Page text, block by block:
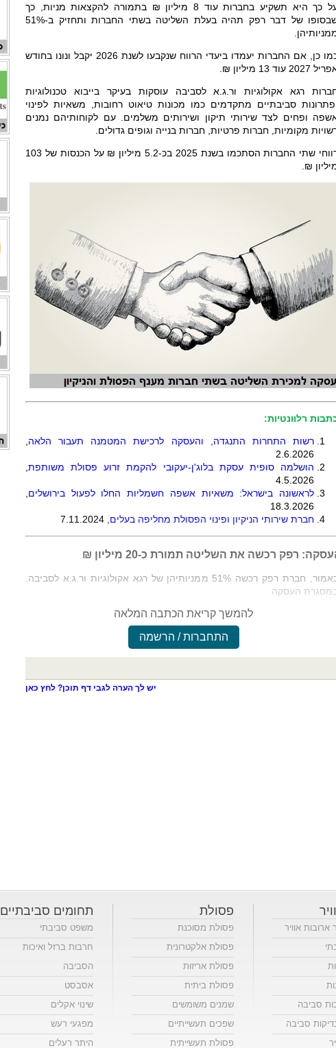
על כך היא תשקיע בחברות עוד 8 מיליון ₪ בתמורה להקצאות מניות, כך
שבסופו של דבר רפק תהיה בעלת השליטה בשתי החברות ותחזיק ב-51%
כמו כן, אם החברות יעמדו ביעדי הרווח שנקבעו לשנת 2026 יקבל ונונו בחודש
2027 עוד 13 מיליון ₪.
רגא אקולוגיות ור.ג.א לסביבה עוסקות בעיקר בייבוא טכנולוגיות
סביבתיים מתקדמים כמו מכונות טיאוט רחובות, משאיות לפינוי
ופחים לצד שירותי תיקון ושירותים משלמים. עם לקוחותיהם נמנים
מקומיות, חברות פרטיות, חברות בנייה וגופים גדולים.
רווחי שתי החברות הסתכמו בשנת 2025 בכ-5.2 מיליון ₪ על הכנסות של 103
₪.
רלוונטיות:
רשות התחרות התנגדה, והעסקה לרכישת המטמנה תעבור הלאה
2.6.2026
הושלמה סופית עסקת בלוג'ן-יעקובי להקמת זרוע פסולת משותפת
4.5.2026
לראשונה בישראל: משאיות אשפה חשמליות החלו לפעול בירושלים
18.3.2026
חברת שירותי הניקיון ופינוי הפסולת מחליפה בעלים
רפק רכשה את השליטה תמורת כ-20 מיליון ₪
כאמור, חברת רפק רכשה 51% ממניותיהן של רגא אקולוגיות ור.ג.א לסביבה.
העסקה
להמשך קריאת הכתבה המלאה
התחברות / הרשמה
יש לך הערה לגבי דף תוכן? לחץ כאן
ארובות אוויר
סביבה
סביבה
פסולת
פסולת מסוכנת
פסולת אלקטרונית
פסולת אריזות
פסולת ביתית
שמנים משומשים
שפכים תעשייתיים
פסולת תעשייתית
תחומים סביבתיים
משפט סביבתי
חרבות ברזל ואיכות
הסביבה
אסבסט
שינוי אקלים
מפגעי רעש
היתר רעלים